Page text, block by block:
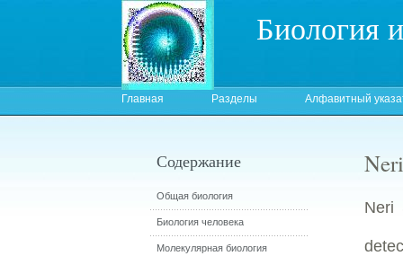
Биология
Главная Разделы Алфавитный
Neri
Содержание
Общая биология
Биология человека
Молекулярная биология